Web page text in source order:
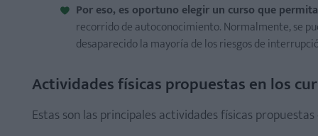
Por eso, es oportuno elegir un curso que
recorrido de autoconocimiento. Normalmente, se
desaparecido la mayoría de los riesgos de
Actividades físicas propuestas en los
Estas son las principales actividades físicas